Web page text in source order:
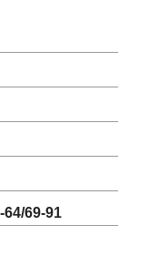
64/69-91